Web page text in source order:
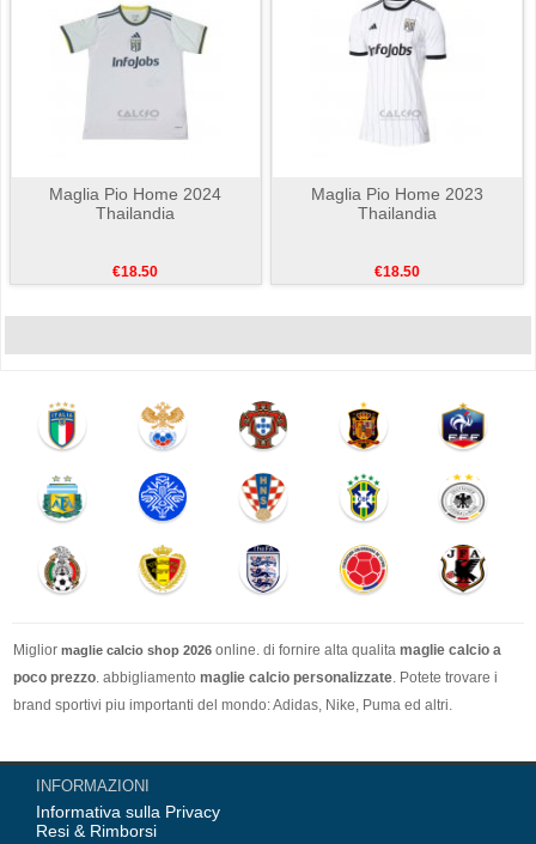
Maglia Pio Home 2024
Thailandia
€18.50
Maglia Pio Home 2023
Thailandia
€18.50
Miglior maglie calcio shop 2026 online. di fornire alta qualita maglie calcio a
poco prezzo. abbigliamento maglie calcio personalizzate. Potete trovare i
brand sportivi piu importanti del mondo: Adidas, Nike, Puma ed altri.
Nel nostro negozio trovi le calcio maglie italia Top Coppa Mondo 2026 Team(
Italia, Germania, Spagna, Argentina, Francia, Portogallo etc) piu importanti
delle squadre italiane (Juventus, AC Milan, Inter Milan, etc). Top europee
INFORMAZIONI
Informativa sulla Privacy
Resi & Rimborsi